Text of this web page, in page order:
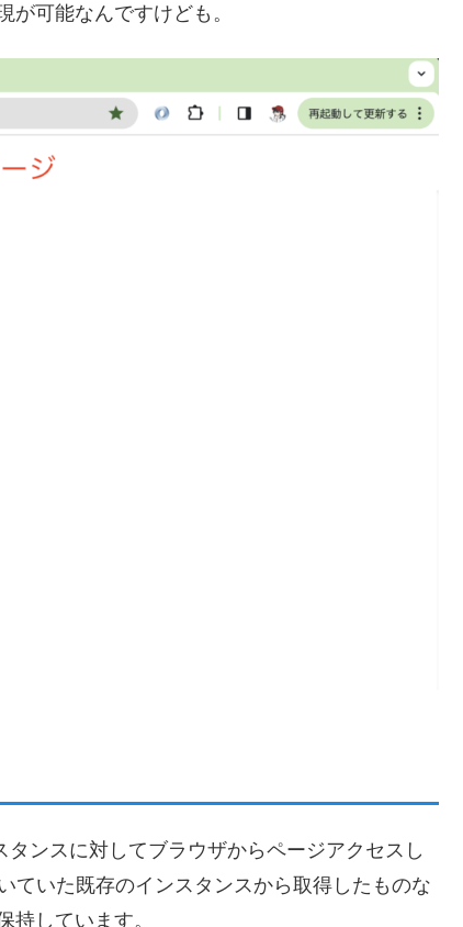
可能なんですけども。
ンスに対してブラウザからページアクセスし
ていた既存のインスタンスから取得したものな
持しています。